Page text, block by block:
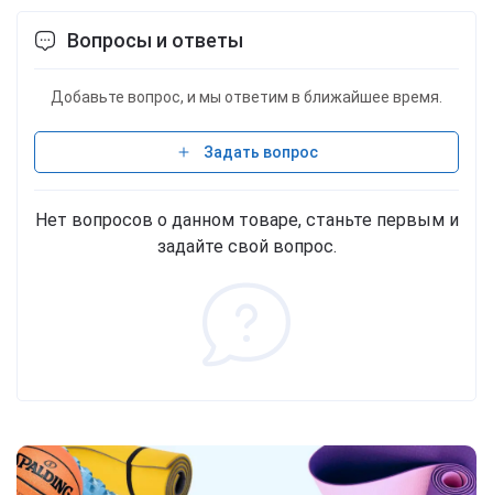
Вопросы и ответы
Добавьте вопрос, и мы ответим в ближайшее время.
Задать вопрос
Нет вопросов о данном товаре, станьте первым и
задайте свой вопрос.